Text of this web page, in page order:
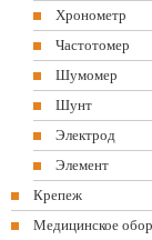
Хронометр
Частотомер
Шумомер
Шунт
Электрод
Элемент
Крепеж
Медицинское